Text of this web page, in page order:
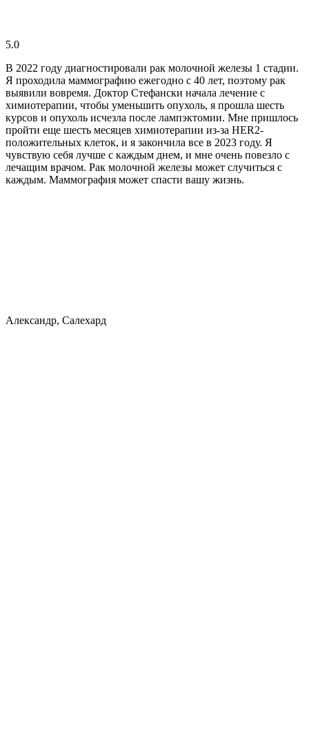
5.0
В 2022 году диагностировали рак молочной железы 1 стадии.
Я проходила маммографию ежегодно с 40 лет, поэтому рак
выявили вовремя. Доктор Стефански начала лечение с
химиотерапии, чтобы уменьшить опухоль, я прошла шесть
курсов и опухоль исчезла после лампэктомии. Мне пришлось
пройти еще шесть месяцев химиотерапии из-за HER2-
положительных клеток, и я закончила все в 2023 году. Я
чувствую себя лучше с каждым днем, и мне очень повезло с
лечащим врачом. Рак молочной железы может случиться с
каждым. Маммография может спасти вашу жизнь.
Александр, Салехард